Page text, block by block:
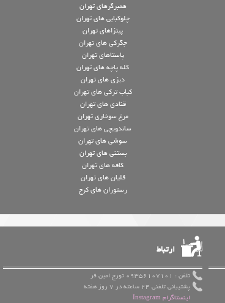
همبرگرهای تهران
چلوکبابی های تهران
پیتزاهای تهران
جگرکی های تهران
پاستاهای تهران
کله پاچه های تهران
دیزی های تهران
کباب ترکی های تهران
قنادی های تهران
مرغ سوخاری تهران
ساندویچی های تهران
سوشی های تهران
بستنی های تهران
کافه های تهران
قلیان های تهران
رستوران های کرج
ارتباط
تلفن : 09356107101 تورج امین فر
پشتیبانی تلفنی 24 ساعته در 7 روز هفته
اینستاگرام Instagram